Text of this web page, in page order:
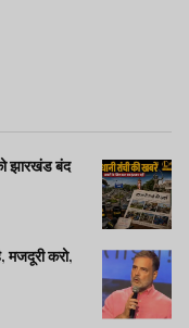
झारखंड बंद
मजदूरी करो,